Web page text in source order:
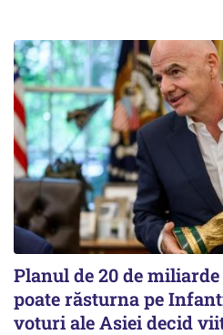
Planul de 20 de
poate răsturna pe
voturi ale Asiei decid